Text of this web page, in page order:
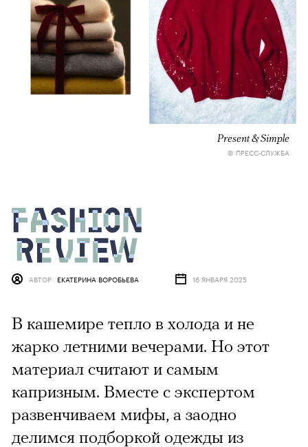
Present & Simple
© ПРЕСС-СЛУЖБА
АВТОР ЕКАТЕРИНА ВОРОБЬЕВА 16 ЯНВАРЯ 2025
В кашемире тепло в холода и не
жарко летними вечерами. Но этот
материал считают и самым
капризным. Вместе с экспертом
развенчиваем мифы, а заодно
делимся подборкой одежды из